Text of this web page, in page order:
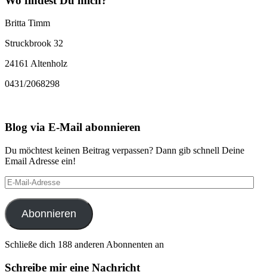
Britta Timm
Struckbrook 32
24161 Altenholz
0431/2068298
Blog via E-Mail abonnieren
Du möchtest keinen Beitrag verpassen? Dann gib schnell Deine
Email Adresse ein!
E-
Mail-
Adresse
Abonnieren
Schließe dich 188 anderen Abonnenten an
Schreibe mir eine Nachricht